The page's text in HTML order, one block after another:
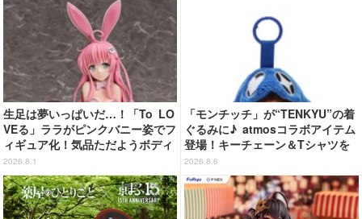
生足は夢いっぱいだ…！「To LO
VEる」ララがピンクバニー姿でフ
ィギュア化！気品ただようボディ
に注目
2026.8.1
「モンチッチ」が“TENKYU”の着
ぐるみに♪ atmosコラボアイテム
登場！キーチェーン＆Tシャツを
展開
2026.8.6